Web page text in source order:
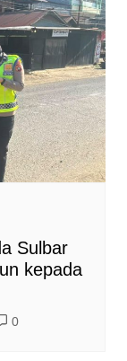
Sulbar
kepada
0